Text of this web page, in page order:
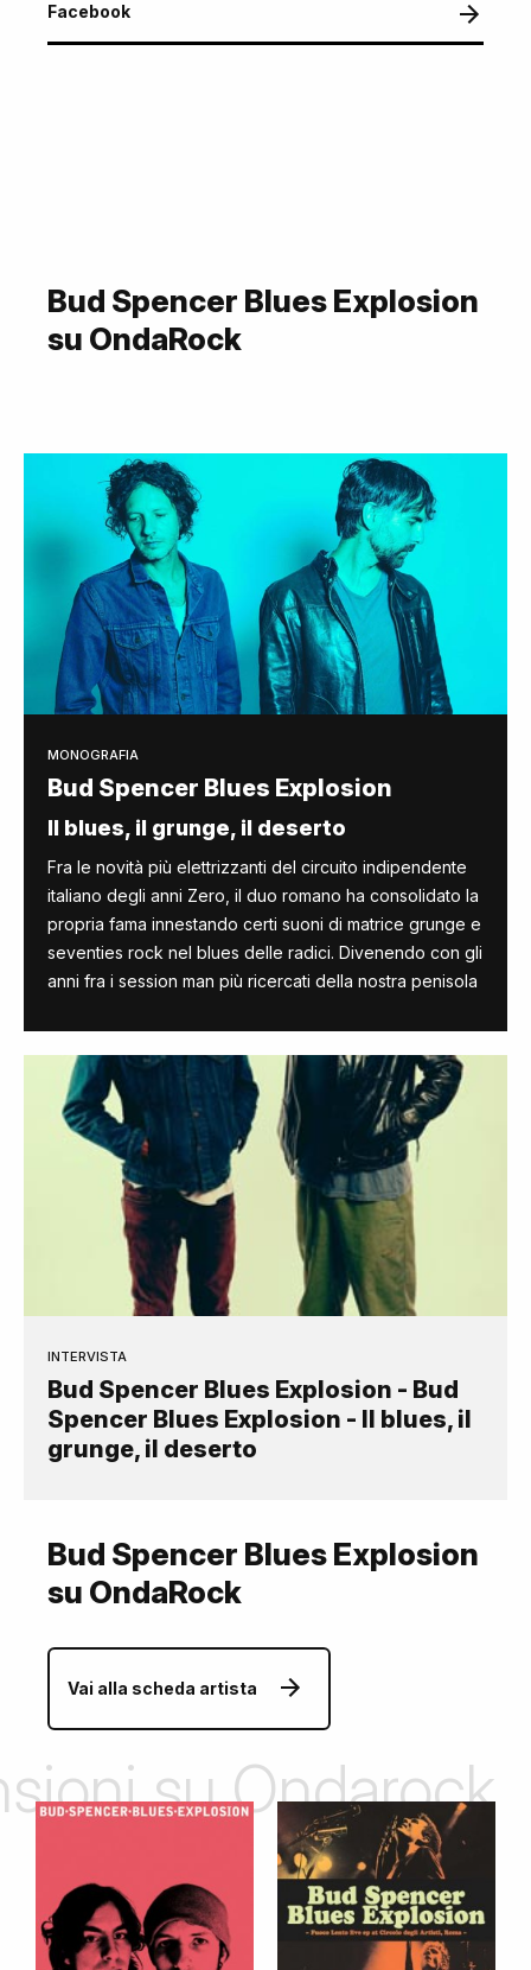
Facebook
Bud Spencer Blues Explosion
su OndaRock
MONOGRAFIA
Bud Spencer Blues Explosion
Il blues, il grunge, il deserto
Fra le novità più elettrizzanti del circuito indipendente
italiano degli anni Zero, il duo romano ha consolidato la
propria fama innestando certi suoni di matrice grunge e
seventies rock nel blues delle radici. Divenendo con gli
anni fra i session man più ricercati della nostra penisola
INTERVISTA
Bud Spencer Blues Explosion - Bud
Spencer Blues Explosion - Il blues, il
grunge, il deserto
Bud Spencer Blues Explosion
su OndaRock
Vai alla scheda artista
su Ondarock